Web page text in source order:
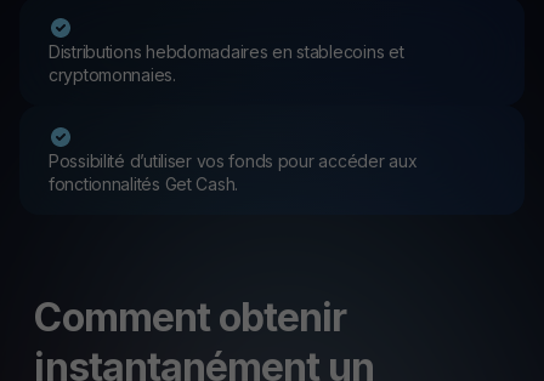
Distributions hebdomadaires en stablecoins et
cryptomonnaies.
Possibilité d’utiliser vos fonds pour accéder aux
fonctionnalités Get Cash.
Comment obtenir
instantanément un